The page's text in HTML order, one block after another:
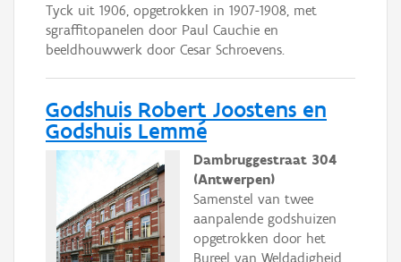
Tyck uit 1906, opgetrokken in 1907-1908, met
sgraffitopanelen door Paul Cauchie en
beeldhouwwerk door Cesar Schroevens.
Godshuis Robert Joostens en
Godshuis Lemmé
Dambruggestraat 304
(Antwerpen)
Samenstel van twee
aanpalende godshuizen
opgetrokken door het
Bureel van Weldadigheid